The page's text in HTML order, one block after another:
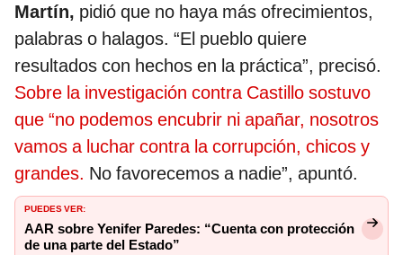
Martín, pidió que no haya más ofrecimientos,
palabras o halagos. “El pueblo quiere
resultados con hechos en la práctica”, precisó.
Sobre la investigación contra Castillo sostuvo
que “no podemos encubrir ni apañar, nosotros
vamos a luchar contra la corrupción, chicos y
grandes. No favorecemos a nadie”, apuntó.
PUEDES VER:
AAR sobre Yenifer Paredes: “Cuenta con protección
de una parte del Estado”